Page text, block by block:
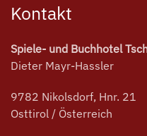
Kontakt
Spiele- und Buchhotel
Dieter Mayr-Hassler
9782 Nikolsdorf, Hnr. 21
Osttirol / Österreich